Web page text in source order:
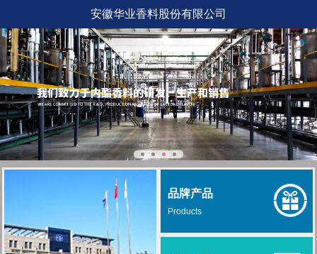
安徽华业香料股份有限公司
品牌产品
Products